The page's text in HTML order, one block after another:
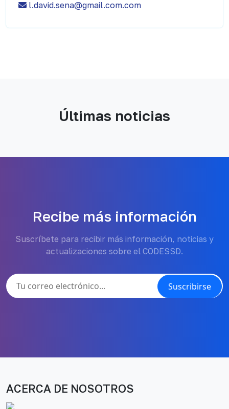
l.david.sena@gmail.com.com
Últimas noticias
Recibe más información
Suscríbete para recibir más información, noticias y
actualizaciones sobre el CODESSD.
Suscribirse
ACERCA DE NOSOTROS